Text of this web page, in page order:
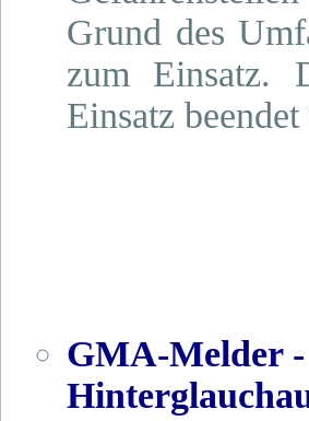
Grund des
zum Einsatz.
Einsatz
GMA-Melder -